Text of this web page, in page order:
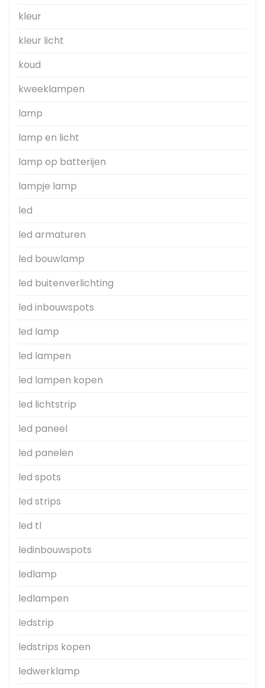
kleur
kleur licht
koud
kweeklampen
lamp
lamp en licht
lamp op batterijen
lampje lamp
led
led armaturen
led bouwlamp
led buitenverlichting
led inbouwspots
led lamp
led lampen
led lampen kopen
led lichtstrip
led paneel
led panelen
led spots
led strips
led tl
ledinbouwspots
ledlamp
ledlampen
ledstrip
ledstrips kopen
ledwerklamp